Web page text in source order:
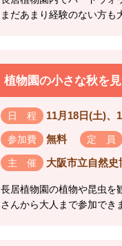
まだあまり経験のない方も
植物園の小さな秋を
日 程 11月18日(土)、
参加費 無料 定 員
主 催 大阪市立自然史
長居植物園の植物や昆虫を
さんから大人まで参加でき